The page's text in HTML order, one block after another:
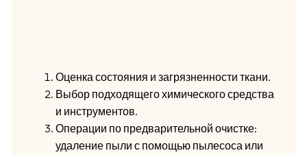
Оценка состояния и загрязненности ткани.
Выбор подходящего химического средства
и инструментов.
Операции по предварительной очистке:
удаление пыли с помощью пылесоса или